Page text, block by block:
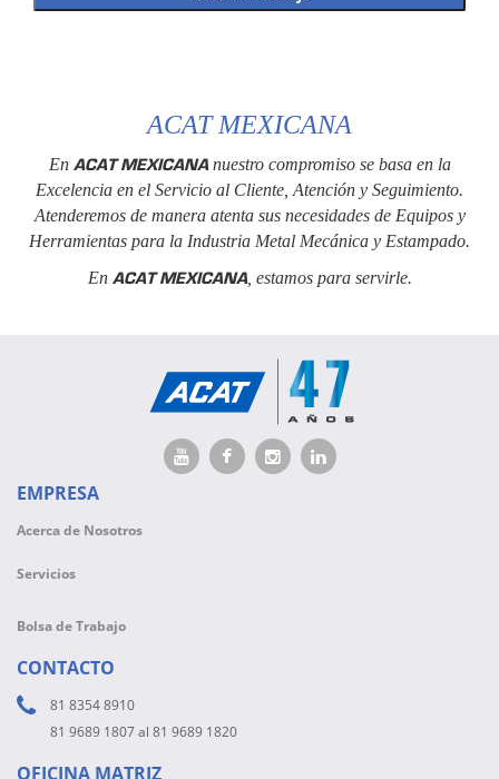
ACAT MEXICANA
En ACAT MEXICANAnuestro compromiso se basa en la
Excelencia en el Servicio al Cliente, Atención y Seguimiento.
Atenderemos de manera atenta sus necesidades de Equipos y
Herramientas para la Industria Metal Mecánica y Estampado.
En ACAT MEXICANA, estamos para servirle.
EMPRESA
Acerca de Nosotros
Servicios
Bolsa de Trabajo
CONTACTO
81 8354 8910
81 9689 1807 al 81 9689 1820
OFICINA MATRIZ